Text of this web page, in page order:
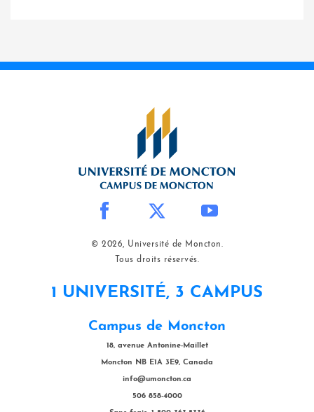
© 2026, Université de Moncton.
Tous droits réservés.
1 UNIVERSITÉ, 3 CAMPUS
Campus de Moncton
18, avenue Antonine-Maillet
Moncton NB E1A 3E9, Canada
info@umoncton.ca
506 858-4000